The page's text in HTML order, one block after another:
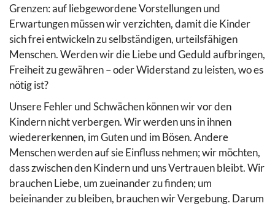
Grenzen: auf liebgewordene Vorstellungen und
Erwartungen müssen wir verzichten, damit die Kinder
sich frei entwickeln zu selbständigen, urteilsfähigen
Menschen. Werden wir die Liebe und Geduld aufbringen,
Freiheit zu gewähren – oder Widerstand zu leisten, wo es
nötig ist?
Unsere Fehler und Schwächen können wir vor den
Kindern nicht verbergen. Wir werden uns in ihnen
wiedererkennen, im Guten und im Bösen. Andere
Menschen werden auf sie Einfluss nehmen; wir möchten,
dass zwischen den Kindern und uns Vertrauen bleibt. Wir
brauchen Liebe, um zueinander zu finden; um
beieinander zu bleiben, brauchen wir Vergebung. Darum